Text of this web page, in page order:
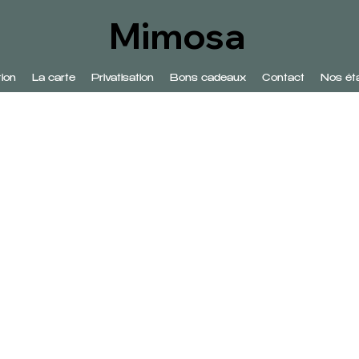
Mimosa
La carte Privatisation Bons cadeaux Contact Nos